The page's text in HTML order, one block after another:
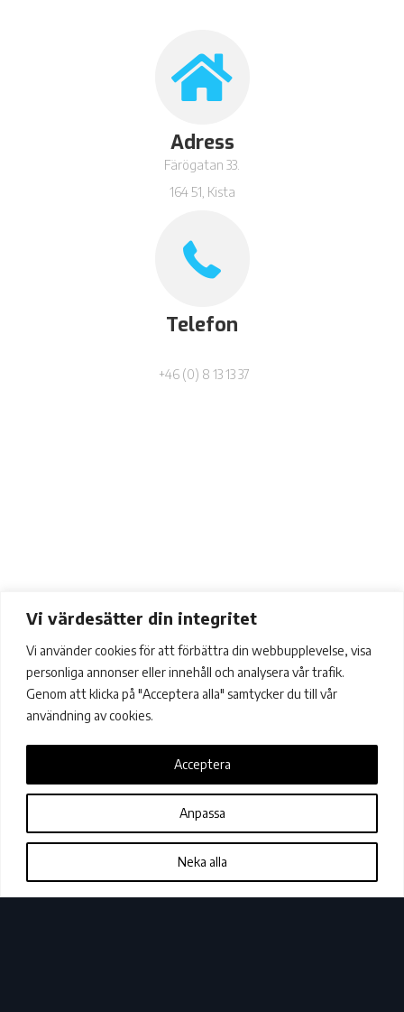
Vi värdesätter din integritet
Vi använder cookies för att förbättra din webbupplevelse, visa
personliga annonser eller innehåll och analysera vår trafik.
Genom att klicka på "Acceptera alla" samtycker du till vår
användning av cookies.
Anpassa
Neka alla
Acceptera
Adress
Färögatan 33.
164 51, Kista
Telefon
+46 (0) 8 13 13 37